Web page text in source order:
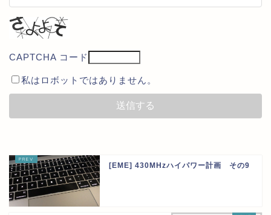
CAPTCHA コード
私はロボットではありません。
[EME] 430MHzハイパワー計画 その9